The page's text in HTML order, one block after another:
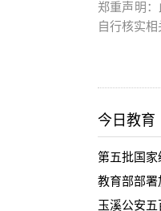
郑重声明
自行核实相
今日教育
第五批国
教育部部署
玉溪公安